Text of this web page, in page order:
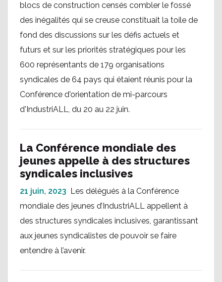
blocs de construction censés combler le fossé
des inégalités qui se creuse constituait la toile de
fond des discussions sur les défis actuels et
futurs et sur les priorités stratégiques pour les
600 représentants de 179 organisations
syndicales de 64 pays qui étaient réunis pour la
Conférence d'orientation de mi-parcours
d'IndustriALL, du 20 au 22 juin.
La Conférence mondiale des
jeunes appelle à des structures
syndicales inclusives
21 juin, 2023 Les délégués à la Conférence
mondiale des jeunes d’IndustriALL appellent à
des structures syndicales inclusives, garantissant
aux jeunes syndicalistes de pouvoir se faire
entendre à l’avenir.